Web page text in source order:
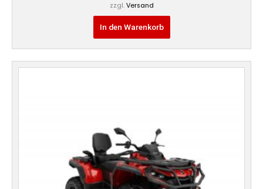
zzgl. Versand
In den Warenkorb